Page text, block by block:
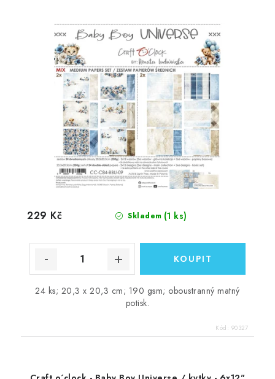
Skladem (1 ks)
229 Kč
24 ks; 20,3 x 20,3 cm; 190 gsm; oboustranný matný
potisk.
Kód: 90327